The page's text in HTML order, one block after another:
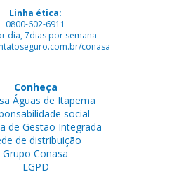
Linha ética:
0800-602-6911
dia, 7dias por semana
conasa
Conheça
Águas de Itapema
social
de Gestão Integrada
de distribuição
Grupo Conasa
LGPD